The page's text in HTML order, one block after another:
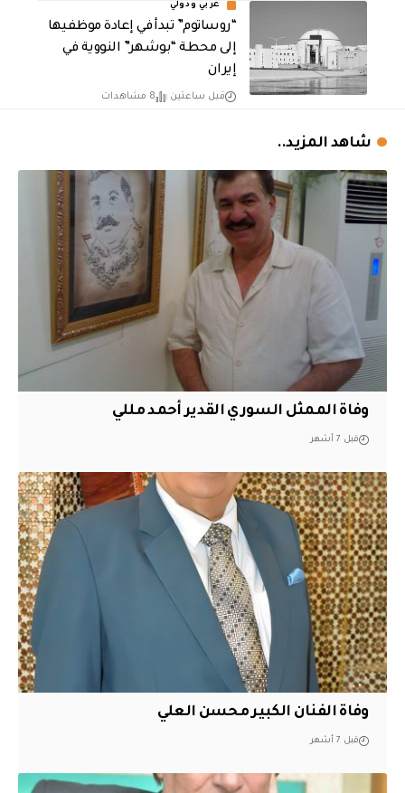
عربي ودولي
“روساتوم” تبدأ في إعادة موظفيها
إلى محطة “بوشهر” النووية في
إيران
قبل ساعتين 8 مشاهدات
شاهد المزيد..
وفاة الممثل السوري القدير أحمد مللي
قبل 7 أشهر
وفاة الفنان الكبير محسن العلي
قبل 7 أشهر